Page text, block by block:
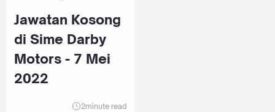
Jawatan Kosong
di Sime Darby
Motors - 7 Mei
2022
2minute read